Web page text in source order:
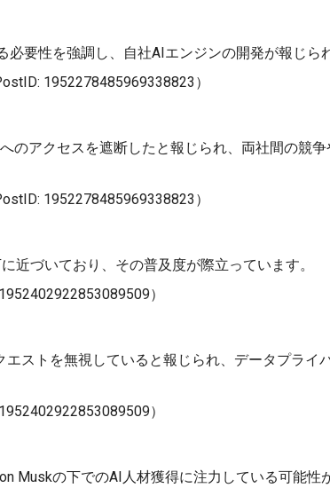
要性を強調し、自社AIエンジンの開発が報じら
1952278485969338823）
のアクセスを遮断したと報じられ、両社間の競
1952278485969338823）
近づいており、その普及度が際立っています。
）
ストを無視していると報じられ、データプライ
）
Muskの下でのAI人材獲得に注力している可能性